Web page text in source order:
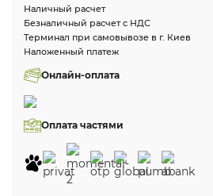
Наличный расчет
Безналичный расчет с НДС
Терминал при самовывозе в г. Киев
Наложенный платеж
Онлайн-оплата
Оплата частями